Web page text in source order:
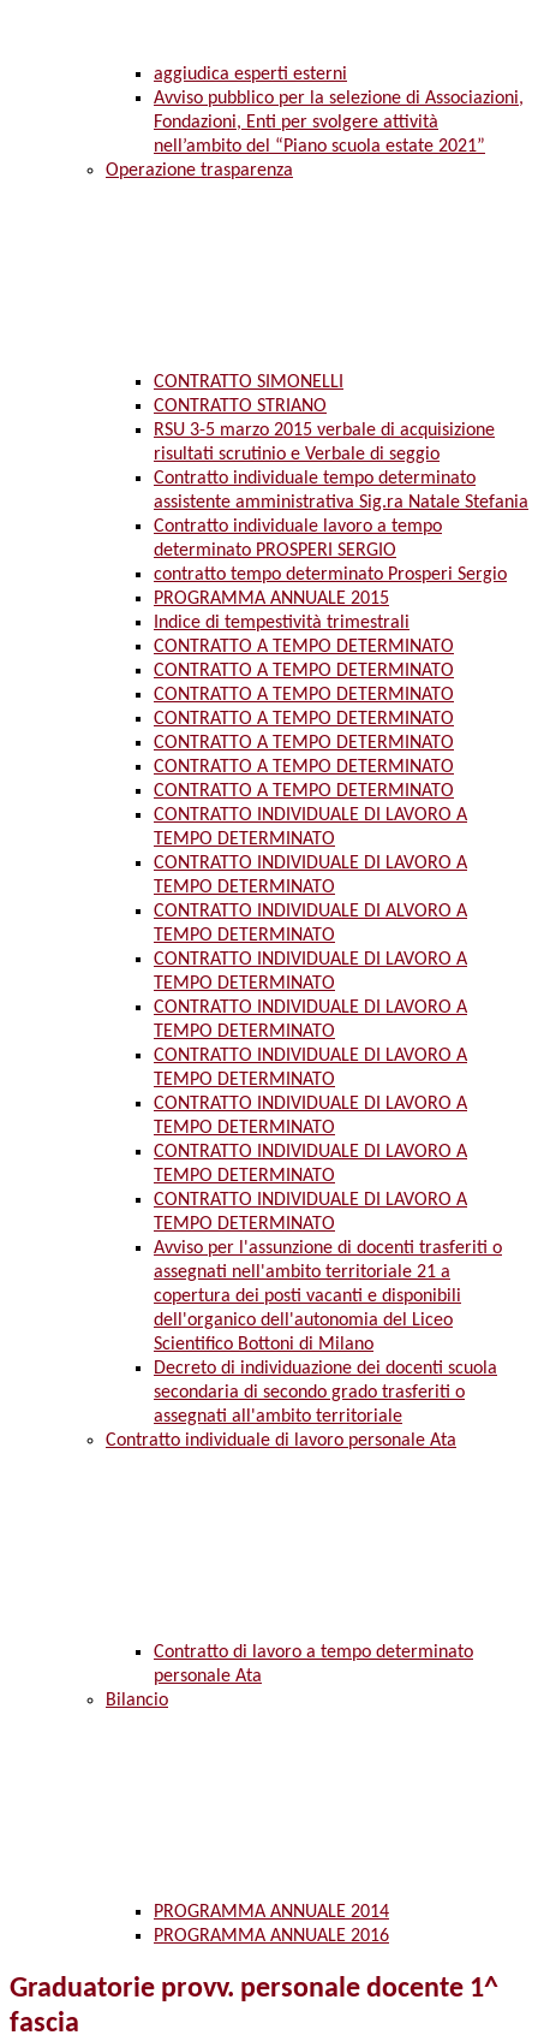
aggiudica esperti esterni
Avviso pubblico per la selezione di Associazioni,
Fondazioni, Enti per svolgere attività
nell’ambito del “Piano scuola estate 2021”
Operazione trasparenza
CONTRATTO SIMONELLI
CONTRATTO STRIANO
RSU 3-5 marzo 2015 verbale di acquisizione
risultati scrutinio e Verbale di seggio
Contratto individuale tempo determinato
assistente amministrativa Sig.ra Natale Stefania
Contratto individuale lavoro a tempo
determinato PROSPERI SERGIO
contratto tempo determinato Prosperi Sergio
PROGRAMMA ANNUALE 2015
Indice di tempestività trimestrali
CONTRATTO A TEMPO DETERMINATO
CONTRATTO A TEMPO DETERMINATO
CONTRATTO A TEMPO DETERMINATO
CONTRATTO A TEMPO DETERMINATO
CONTRATTO A TEMPO DETERMINATO
CONTRATTO A TEMPO DETERMINATO
CONTRATTO A TEMPO DETERMINATO
CONTRATTO INDIVIDUALE DI LAVORO A
TEMPO DETERMINATO
CONTRATTO INDIVIDUALE DI LAVORO A
TEMPO DETERMINATO
CONTRATTO INDIVIDUALE DI ALVORO A
TEMPO DETERMINATO
CONTRATTO INDIVIDUALE DI LAVORO A
TEMPO DETERMINATO
CONTRATTO INDIVIDUALE DI LAVORO A
TEMPO DETERMINATO
CONTRATTO INDIVIDUALE DI LAVORO A
TEMPO DETERMINATO
CONTRATTO INDIVIDUALE DI LAVORO A
TEMPO DETERMINATO
CONTRATTO INDIVIDUALE DI LAVORO A
TEMPO DETERMINATO
CONTRATTO INDIVIDUALE DI LAVORO A
TEMPO DETERMINATO
Avviso per l'assunzione di docenti trasferiti o
assegnati nell'ambito territoriale 21 a
copertura dei posti vacanti e disponibili
dell'organico dell'autonomia del Liceo
Scientifico Bottoni di Milano
Decreto di individuazione dei docenti scuola
secondaria di secondo grado trasferiti o
assegnati all'ambito territoriale
Contratto individuale di lavoro personale Ata
Contratto di lavoro a tempo determinato
personale Ata
Bilancio
PROGRAMMA ANNUALE 2014
PROGRAMMA ANNUALE 2016
Graduatorie provv. personale docente 1^
fascia